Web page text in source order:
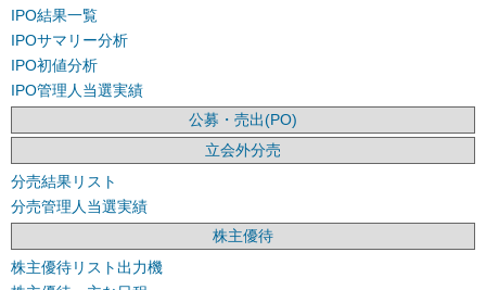
IPO結果一覧
IPOサマリー分析
IPO初値分析
IPO管理人当選実績
公募・売出(PO)
立会外分売
分売結果リスト
分売管理人当選実績
株主優待
株主優待リスト出力機